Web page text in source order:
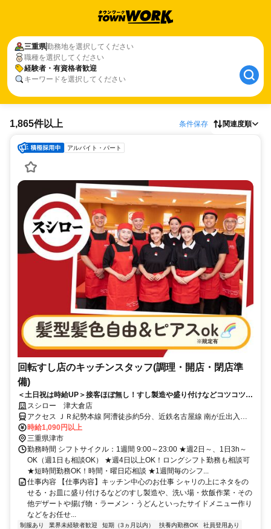
三重県勤務地を選択してください
職種を選択してください
経験者・有資格者歓迎
キーワードを選択してください
1,865件以上 条件保存 関連度順
アルバイト・パート
回転すし店のキッチンスタッフ(調理・開店・閉店準
備)
＜土日祝は時給UP＞接客ほぼ無し！すし製造や盛り付けなどコツコツ働
けるスシロー 津大倉店
アクセス ＪＲ紀勢本線 阿漕徒歩約5分、近鉄名古屋線 南が丘出入口1
徒歩約23分、近鉄名古屋線 津新町徒歩約28分
時給1,090円以上
三重県津市
勤務時間 シフトサイクル：1週間 9:00～23:00 ★週2日～、1日3h～
OK（週1日も相談OK） ★週4日以上OK！ロングシフト勤務も相談可
★短時間勤務OK！時間・曜日応相談 ★1週間毎のシフ...
仕事内容 【仕事内容】キッチン中心のお仕事 シャリの上にネタをの
せる・お皿に盛り付けるなどのすし製造や、洗い場・炊飯作業・その
他デザートや揚げ物・ラーメン・うどんといったサイドメニュー作り
などをお任せ...
制服あり 業界未経験者歓迎 短期（3ヵ月以内） 扶養内勤務OK
社員登用あり